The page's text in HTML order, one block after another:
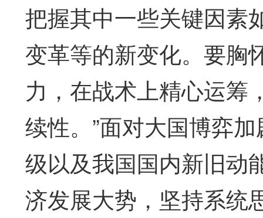
把握其中一些关键因素
变革等的新变化。要胸
力，在战术上精心运筹
续性。”面对大国博弈
级以及我国国内新旧动
济发展大势，坚持系统